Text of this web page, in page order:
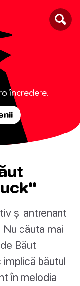
încredere.
și antrenant
căuta mai
Băut
băutul
în melodia